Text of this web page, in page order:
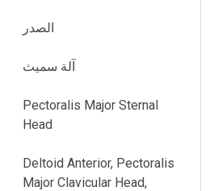
الصدر
آلة سميث
Pectoralis Major Sternal
Head
Deltoid Anterior, Pectoralis
Major Clavicular Head,